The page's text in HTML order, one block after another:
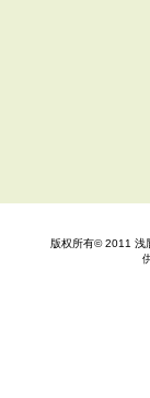
版权所有© 2011 浅